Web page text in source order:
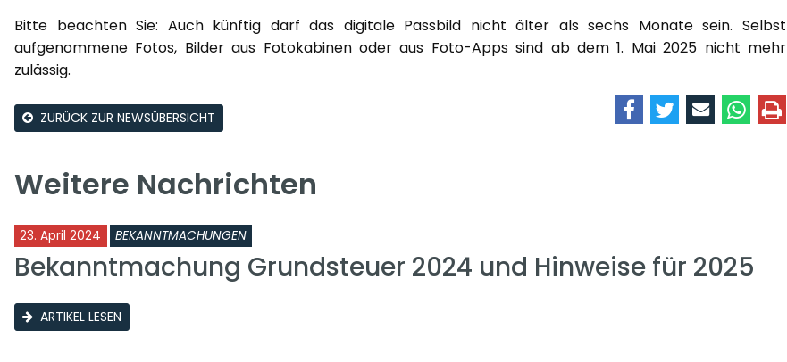
Bitte beachten Sie: Auch künftig darf das digitale Passbild nicht älter als sechs Monate sein. Selbst
aufgenommene Fotos, Bilder aus Fotokabinen oder aus Foto-Apps sind ab dem 1. Mai 2025 nicht mehr
zulässig.
ZURÜCK ZUR NEWSÜBERSICHT
Weitere Nachrichten
23. April 2024 BEKANNTMACHUNGEN
Bekanntmachung Grundsteuer 2024 und Hinweise für 2025
ARTIKEL LESEN